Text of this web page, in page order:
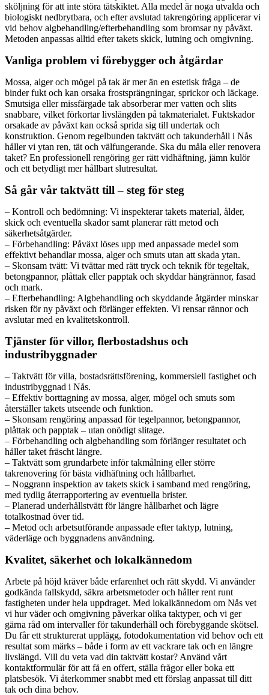
sköljning för att inte störa tätskiktet. Alla medel är noga utvalda och
biologiskt nedbrytbara, och efter avslutad takrengöring applicerar vi
vid behov algbehandling/efterbehandling som bromsar ny påväxt.
Metoden anpassas alltid efter takets skick, lutning och omgivning.
Vanliga problem vi förebygger och åtgärdar
Mossa, alger och mögel på tak är mer än en estetisk fråga – de
binder fukt och kan orsaka frostsprängningar, sprickor och läckage.
Smutsiga eller missfärgade tak absorberar mer vatten och slits
snabbare, vilket förkortar livslängden på takmaterialet. Fuktskador
orsakade av påväxt kan också sprida sig till undertak och
konstruktion. Genom regelbunden taktvätt och takunderhåll i Nås
håller vi ytan ren, tät och välfungerande. Ska du måla eller renovera
taket? En professionell rengöring ger rätt vidhäftning, jämn kulör
och ett betydligt mer hållbart slutresultat.
Så går vår taktvätt till – steg för steg
– Kontroll och bedömning: Vi inspekterar takets material, ålder,
skick och eventuella skador samt planerar rätt metod och
säkerhetsåtgärder.
– Förbehandling: Påväxt löses upp med anpassade medel som
effektivt behandlar mossa, alger och smuts utan att skada ytan.
– Skonsam tvätt: Vi tvättar med rätt tryck och teknik för tegeltak,
betongpannor, plåttak eller papptak och skyddar hängrännor, fasad
och mark.
– Efterbehandling: Algbehandling och skyddande åtgärder minskar
risken för ny påväxt och förlänger effekten. Vi rensar rännor och
avslutar med en kvalitetskontroll.
Tjänster för villor, flerbostadshus och
industribyggnader
– Taktvätt för villa, bostadsrättsförening, kommersiell fastighet och
industribyggnad i Nås.
– Effektiv borttagning av mossa, alger, mögel och smuts som
återställer takets utseende och funktion.
– Skonsam rengöring anpassad för tegelpannor, betongpannor,
plåttak och papptak – utan onödigt slitage.
– Förbehandling och algbehandling som förlänger resultatet och
håller taket fräscht längre.
– Taktvätt som grundarbete inför takmålning eller större
takrenovering för bästa vidhäftning och hållbarhet.
– Noggrann inspektion av takets skick i samband med rengöring,
med tydlig återrapportering av eventuella brister.
– Planerad underhållstvätt för längre hållbarhet och lägre
totalkostnad över tid.
– Metod och arbetsutförande anpassade efter taktyp, lutning,
väderläge och byggnadens användning.
Kvalitet, säkerhet och lokalkännedom
Arbete på höjd kräver både erfarenhet och rätt skydd. Vi använder
godkända fallskydd, säkra arbetsmetoder och håller rent runt
fastigheten under hela uppdraget. Med lokalkännedom om Nås vet
vi hur väder och omgivning påverkar olika taktyper, och vi ger
gärna råd om intervaller för takunderhåll och förebyggande skötsel.
Du får ett strukturerat upplägg, fotodokumentation vid behov och ett
resultat som märks – både i form av ett vackrare tak och en längre
livslängd. Vill du veta vad din taktvätt kostar? Använd vårt
kontaktformulär för att få en offert, ställa frågor eller boka ett
platsbesök. Vi återkommer snabbt med ett förslag anpassat till ditt
tak och dina behov.